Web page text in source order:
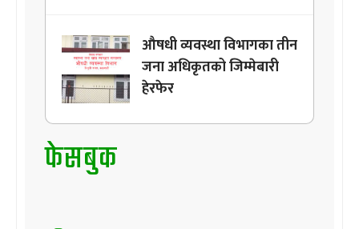
औषधी व्यवस्था विभागका तीन
जना अधिकृतको जिम्मेबारी
हेरफेर
फेसबुक